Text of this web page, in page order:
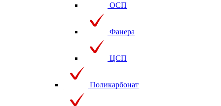
ОСП
Фанера
ЦСП
Поликарбонат